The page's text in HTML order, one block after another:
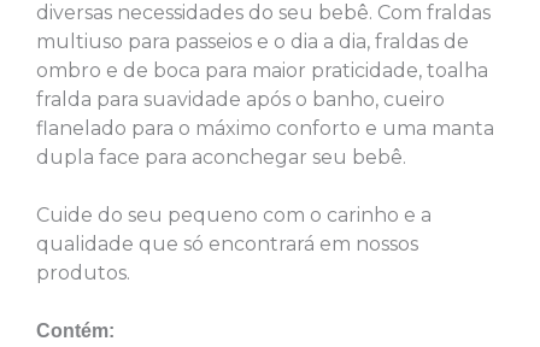
diversas necessidades do seu bebê. Com fraldas
multiuso para passeios e o dia a dia, fraldas de
ombro e de boca para maior praticidade, toalha
fralda para suavidade após o banho, cueiro
flanelado para o máximo conforto e uma manta
dupla face para aconchegar seu bebê.
Cuide do seu pequeno com o carinho e a
qualidade que só encontrará em nossos
produtos.
Contém: